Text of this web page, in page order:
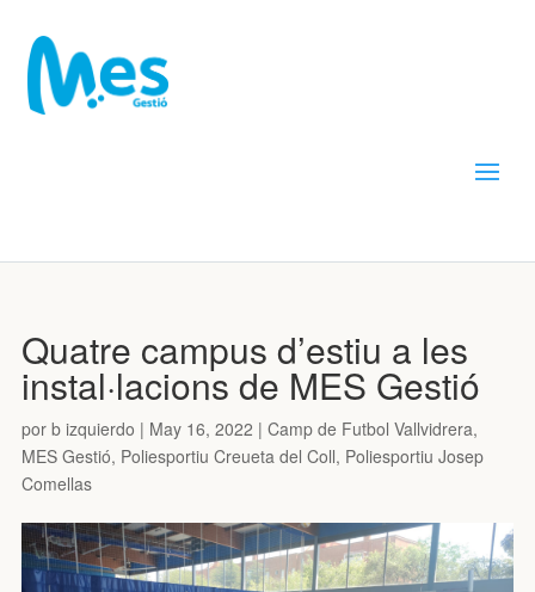
Quatre campus d’estiu a les
instal·lacions de MES Gestió
por b izquierdo | May 16, 2022 | Camp de Futbol Vallvidrera,
MES Gestió, Poliesportiu Creueta del Coll, Poliesportiu Josep
Comellas